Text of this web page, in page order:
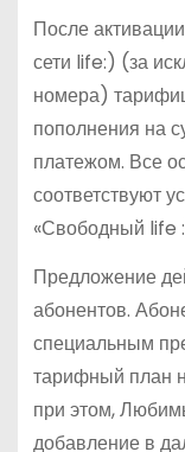
После
сети life:) (за
номера)
пополнения на
платежом. Все
соответствуют
«Свободный life
Предложение
абонентов.
специальным
тарифный план
при этом,
добавление в